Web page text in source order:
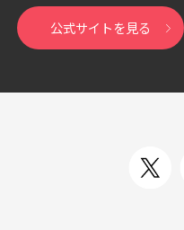
公式サイトを見る